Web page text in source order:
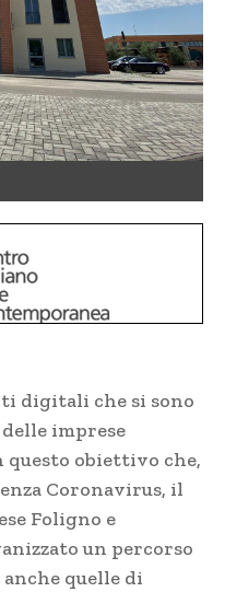
digitali che si sono
imprese
obiettivo che,
Coronavirus, il
Foligno e
un percorso
quelle di